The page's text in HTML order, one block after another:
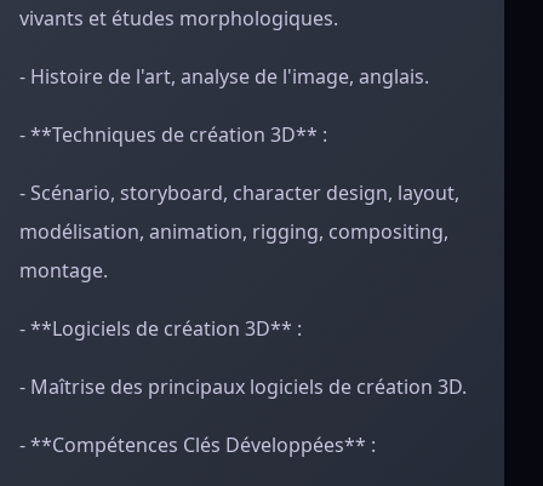
vivants et études morphologiques.
- Histoire de l'art, analyse de l'image, anglais.
- **Techniques de création 3D** :
- Scénario, storyboard, character design, layout,
modélisation, animation, rigging, compositing,
montage.
- **Logiciels de création 3D** :
- Maîtrise des principaux logiciels de création 3D.
- **Compétences Clés Développées** :